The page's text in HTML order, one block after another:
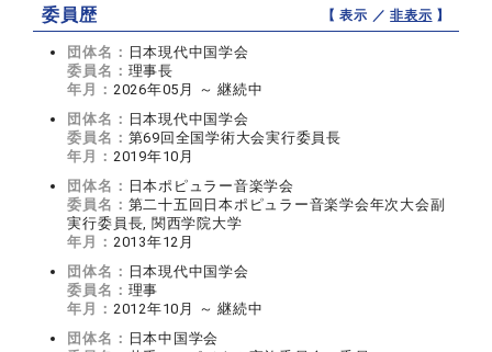
委員歴 【 表示 ／非表示 】
団体名： 日本現代中国学会
委員名： 理事長
年月： 2026年05月 ～ 継続中
団体名： 日本現代中国学会
委員名： 第69回全国学術大会実行委員長
年月： 2019年10月
団体名： 日本ポピュラー音楽学会
委員名： 第二十五回日本ポピュラー音楽学会年次大会副
実行委員長, 関西学院大学
年月： 2013年12月
団体名： 日本現代中国学会
委員名： 理事
年月： 2012年10月 ～ 継続中
団体名： 日本中国学会